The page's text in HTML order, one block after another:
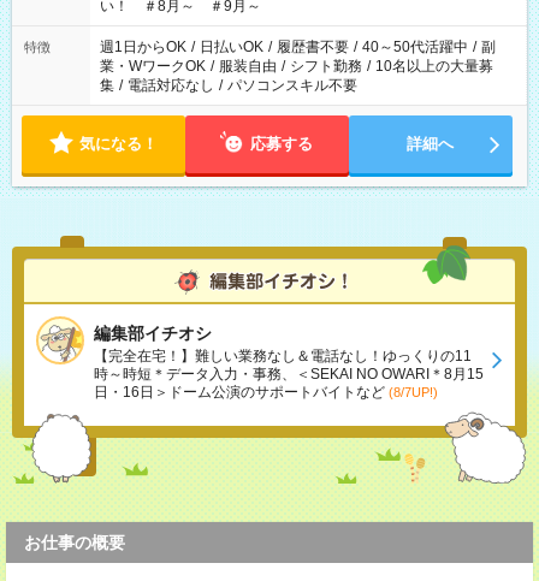
い！ ＃8月～ ＃9月～
特徴 週1日からOK / 日払いOK / 履歴書不要 / 40～50代活躍中 / 副
業・WワークOK / 服装自由 / シフト勤務 / 10名以上の大量募
集 / 電話対応なし / パソコンスキル不要
気になる！ 応募する 詳細へ
編集部イチオシ
【完全在宅！】難しい業務なし＆電話なし！ゆっくりの11
時～時短＊データ入力・事務、＜SEKAI NO OWARI＊8月15
日・16日＞ドーム公演のサポートバイトなど (8/7UP!)
お仕事の概要